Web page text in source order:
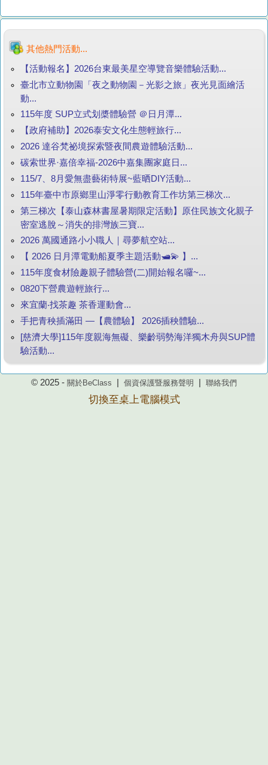
其他熱門活動...
【活動報名】2026台東最美星空導覽音樂體驗活動...
臺北市立動物園「夜之動物園－光影之旅」夜光見面繪活
動...
115年度 SUP立式划槳體驗營 ＠日月潭...
【政府補助】2026泰安文化生態輕旅行...
2026 達谷梵祕境探索暨夜間農遊體驗活動...
碳索世界·嘉倍幸福-2026中嘉集團家庭日...
115/7、8月愛無盡藝術特展~藍晒DIY活動...
115年臺中市原鄉里山淨零行動教育工作坊第三梯次...
第三梯次【泰山森林書屋暑期限定活動】原住民族文化親子
密室逃脫～消失的排灣族三寶...
2026 萬國通路小小職人｜尋夢航空站...
【 2026 日月潭電動船夏季主題活動🛥️💫 】...
115年度食材險趣親子體驗營(二)開始報名囉~...
0820下營農遊輕旅行...
來宜蘭‧找茶趣 茶香運動會...
手把青秧插滿田 —【農體驗】 2026插秧體驗...
[慈濟大學]115年度親海無礙、樂齡弱勢海洋獨木舟與SUP體
驗活動...
© 2025 - 關於BeClass 個資保護暨服務聲明 聯絡我們
切換至桌上電腦模式